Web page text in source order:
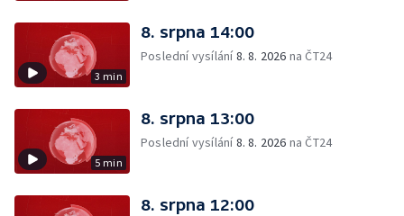
3 min
8. srpna 14:00
Poslední vysílání8. 8. 2026 na ČT24
5 min
8. srpna 13:00
Poslední vysílání8. 8. 2026 na ČT24
8. srpna 12:00